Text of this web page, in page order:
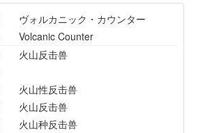
ヴォルカニック・カウンター
Volcanic Counter
火山反击兽
火山性反击兽
火山反击兽
火山种反击兽